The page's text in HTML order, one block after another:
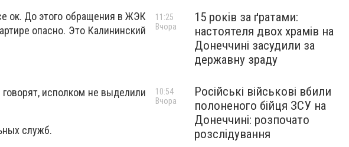
ок. До этого обращения в ЖЭК
опасно. Это Калининский
исполком не выделили
служб.
15 років за ґратами:
настоятеля двох храмів на
Донеччині засудили за
державну зраду
11:25
Вчора
Російські військові вбили
полоненого бійця ЗСУ на
Донеччині: розпочато
розслідування
10:54
Вчора